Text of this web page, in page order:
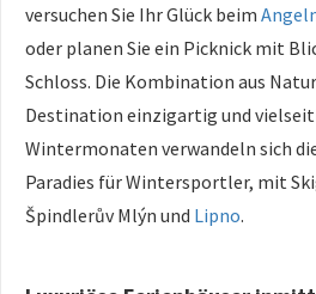
versuchen Sie Ihr Glück beim
oder planen Sie ein Picknick mit
Schloss. Die Kombination aus
Destination einzigartig und
Wintermonaten verwandeln sich
Paradies für Wintersportler, mit
Špindlerův Mlýn und Lipno.